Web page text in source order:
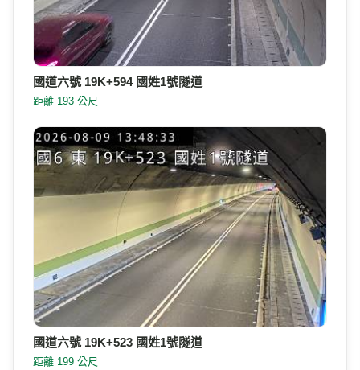
國道六號 19K+594 國姓1號隧道
距離 193 公尺
國道六號 19K+523 國姓1號隧道
距離 199 公尺